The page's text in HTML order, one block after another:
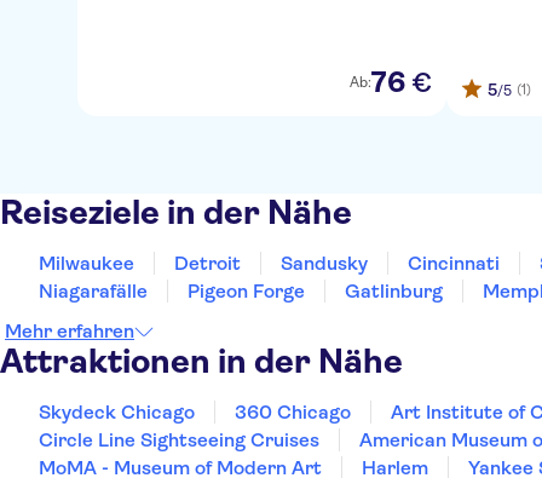
Ab:76 € 5/5 (1)
Reiseziele in der Nähe
Milwaukee Detroit Sandusky Cincinnati
Niagarafälle
Pigeon Forge Gatlinburg
Mehr erfahren
Attraktionen in der Nähe
Skydeck Chicago 360 Chicago
Art Institute of
Circle Line Sightseeing Cruises
American Museum
MoMA - Museum of Modern Art
Harlem
Yankee